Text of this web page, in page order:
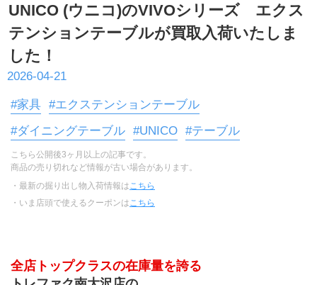
UNICO (ウニコ)のVIVOシリーズ エクス
テンションテーブルが買取入荷いたしま
した！
2026-04-21
#家具 #エクステンションテーブル
#ダイニングテーブル #UNICO #テーブル
こちら公開後3ヶ月以上の記事です。
商品の売り切れなど情報が古い場合があります。
・最新の掘り出し物入荷情報はこちら
・いま店頭で使えるクーポンはこちら
全店トップクラスの在庫量を誇る